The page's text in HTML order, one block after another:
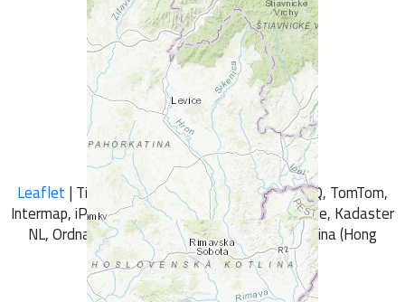
+-
Leaflet| Tiles © Esri — Esri, DeLorme, NAVTEQ, TomTom,
Intermap, iPC, USGS, FAO, NPS, NRCAN, GeoBase, Kadaster
NL, Ordnance Survey, Esri Japan, METI, Esri China (Hong
Kong), and the GIS User Community